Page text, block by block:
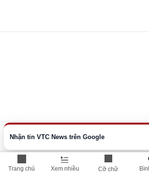
Trang chủ Xem nhiều Cỡ chữ
Nhận tin VTC News trên Google